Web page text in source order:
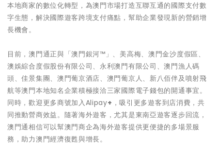
本地商家的數位化轉型，為澳門市場打造互聯互通的國際支付數
字生態，解決國際遊客跨境支付痛點，幫助企業發現新的營銷增
長機會。
目前，澳門通正與「澳門銀河™」、美高梅、澳門金沙度假區、
澳娛綜合度假股份有限公司、永利澳門有限公司、澳門漁人碼
頭、佳景集團、澳門葡京酒店、澳門葡京人、新八佰伴及噴射飛
航等澳門本地知名企業積極接洽三家國際電子錢包的開通事宜。
同時，歡迎更多商號加入Alipay+ ，吸引更多遊客到店消費，共
同推動營商效益。隨著海外遊客，尤其是東南亞遊客逐步回流，
澳門通相信可以幫澳門商企為海外遊客提供更便捷的多場景服
務，助力澳門經濟復甦與增長。